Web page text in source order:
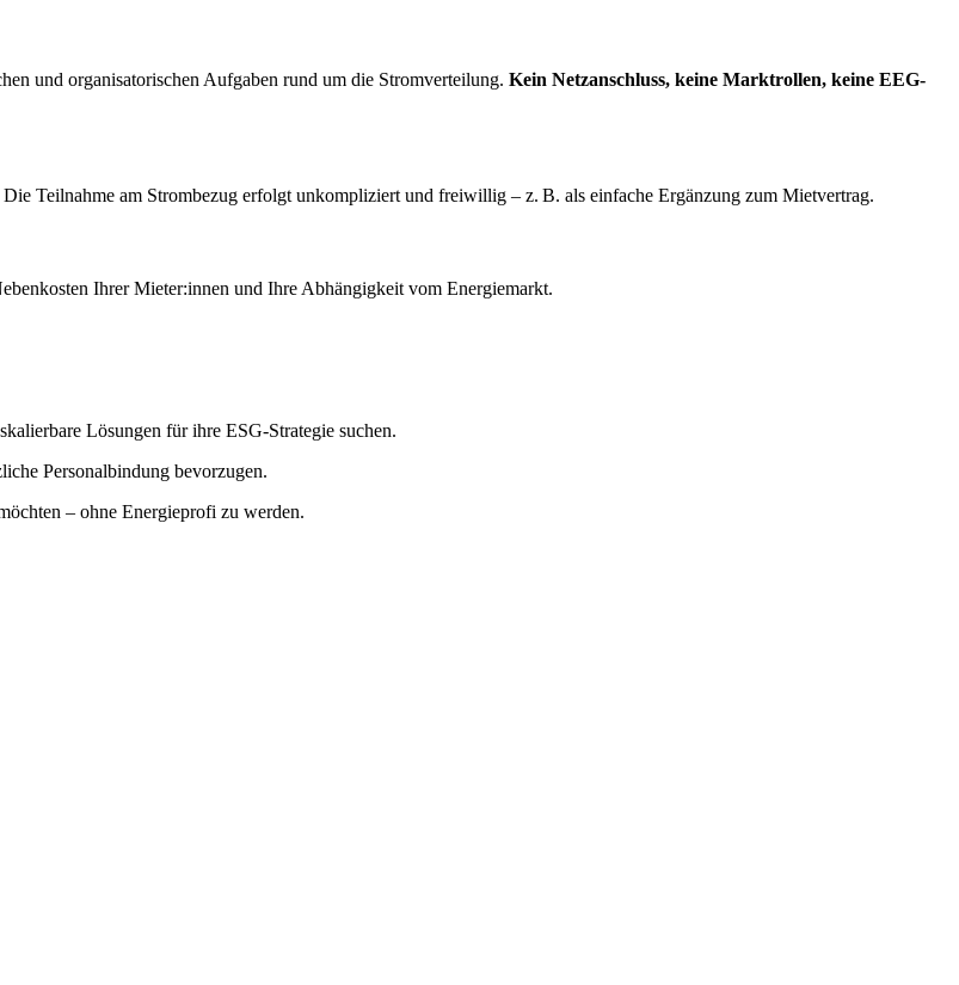
und organisatorischen Aufgaben rund um die Stromverteilung. Kein Netzanschluss, keine Marktrollen, keine EEG-
Teilnahme am Strombezug erfolgt unkompliziert und freiwillig – z. B. als einfache Ergänzung zum Mietvertrag.
Ihrer Mieter:innen und Ihre Abhängigkeit vom Energiemarkt.
Lösungen für ihre ESG-Strategie suchen.
Personalbindung bevorzugen.
– ohne Energieprofi zu werden.